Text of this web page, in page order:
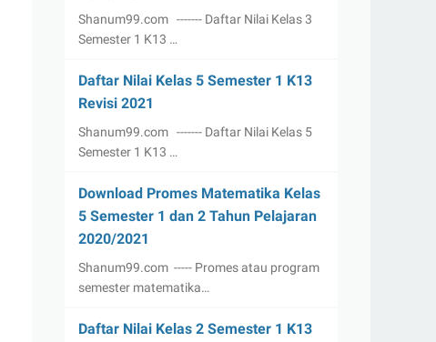
Shanum99.com ------- Daftar Nilai Kelas 3
Semester 1 K13 …
Daftar Nilai Kelas 5 Semester 1 K13
Revisi 2021
Shanum99.com ------- Daftar Nilai Kelas 5
Semester 1 K13 …
Download Promes Matematika Kelas
5 Semester 1 dan 2 Tahun Pelajaran
2020/2021
Shanum99.com ----- Promes atau program
semester matematika…
Daftar Nilai Kelas 2 Semester 1 K13